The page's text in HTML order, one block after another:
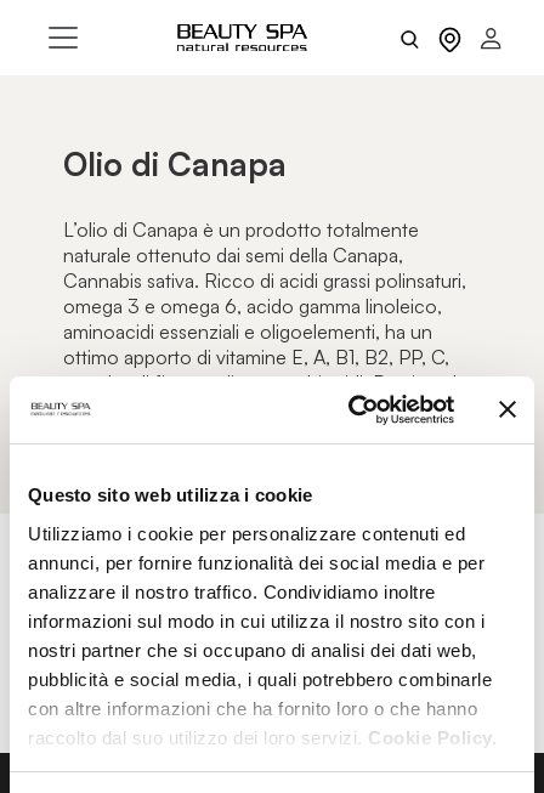
Questo sito web utilizza i cookie
Utilizziamo i cookie per personalizzare contenuti ed
annunci, per fornire funzionalità dei social media e per
analizzare il nostro traffico. Condividiamo inoltre
informazioni sul modo in cui utilizza il nostro sito con i
nostri partner che si occupano di analisi dei dati web,
pubblicità e social media, i quali potrebbero combinarle
con altre informazioni che ha fornito loro o che hanno
raccolto dal suo utilizzo dei loro servizi. Cookie Policy.
Olio di Canapa
L’olio di Canapa è un prodotto totalmente
naturale ottenuto dai semi della Canapa,
Cannabis sativa. Ricco di acidi grassi polinsaturi,
omega 3 e omega 6, acido gamma linoleico,
aminoacidi essenziali e oligoelementi, ha un
ottimo apporto di vitamine E, A, B1, B2, PP, C,
nonché di fitosteroli e cannabinoidi. Previene la
desquamazione, la disidratazione e la secchezza.
FILTRI AZZERA FILTRI